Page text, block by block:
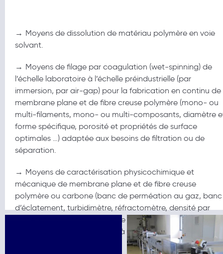
→ Moyens de dissolution de matériau polymère en voie
solvant.
→ Moyens de filage par coagulation (wet-spinning) de
l’échelle laboratoire à l’échelle préindustrielle (par
immersion, par air-gap) pour la fabrication en continu de
membrane plane et de fibre creuse polymère (mono- ou
multi-filaments, mono- ou multi-composants, diamètre
forme spécifique, porosité et propriétés de surface
optimales …) adaptée aux besoins de filtration ou de
séparation.
→ Moyens de caractérisation physicochimique et
mécanique de membrane plane et de fibre creuse
polymère ou carbone (banc de perméation au gaz, banc
d’éclatement, turbidimètre, réfractomètre, densité par
immersion ou par pycnométrie hélium, microscopie
ou microscopie électronique à balayage, essai de